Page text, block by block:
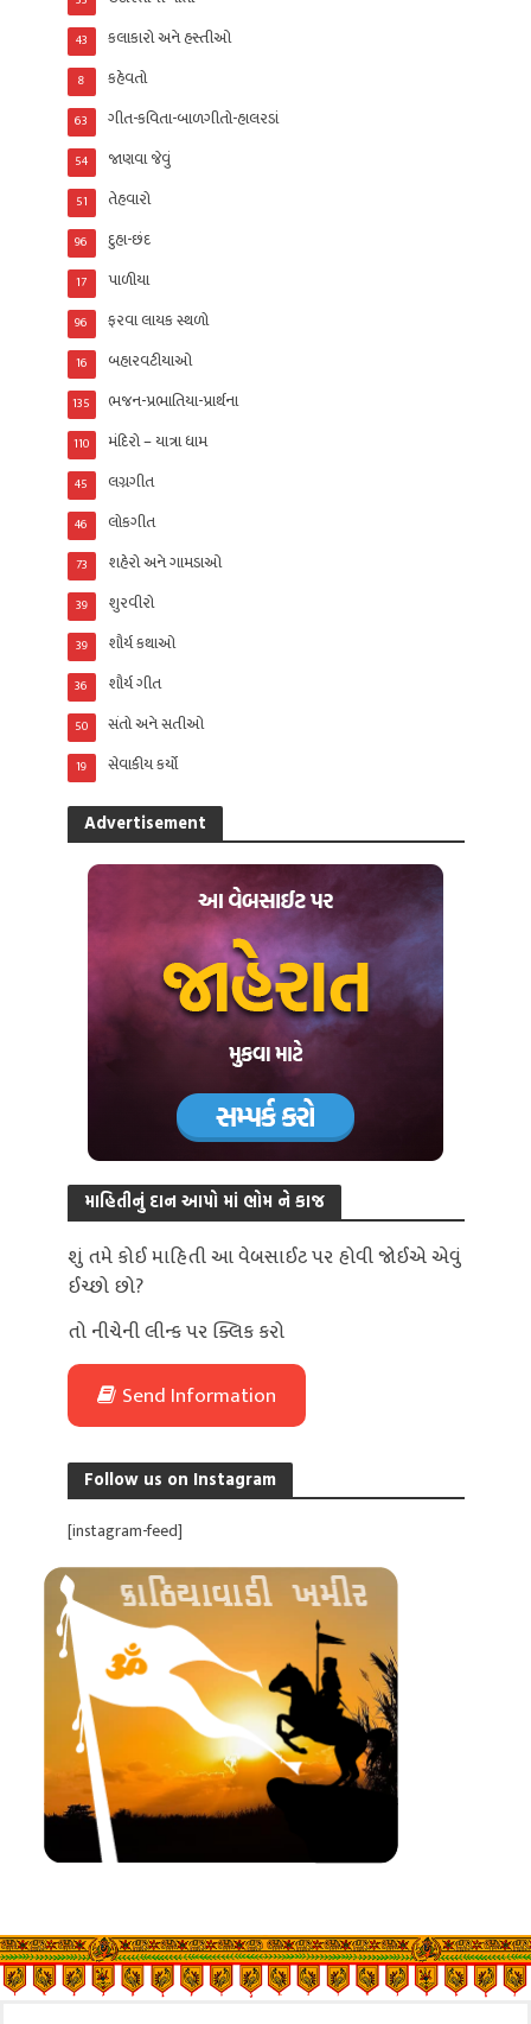
કલાકારો અને હસ્તીઓ
43
કહેવતો
8
ગીત-કવિતા-બાળગીતો-હાલરડાં
63
જાણવા જેવું
54
તેહવારો
51
દુહા-છંદ
96
પાળીયા
17
ફરવા લાયક સ્થળો
96
બહારવટીયાઓ
16
ભજન-પ્રભાતિયા-પ્રાર્થના
135
મંદિરો – યાત્રા ધામ
110
લગ્નગીત
45
લોકગીત
46
શહેરો અને ગામડાઓ
73
શુરવીરો
39
શૌર્ય કથાઓ
39
શૌર્ય ગીત
36
સંતો અને સતીઓ
50
સેવાકીય કર્યો
19
Advertisement
માહિતીનું દાન આપો માં ભોમ ને કાજ
શું તમે કોઈ માહિતી આ વેબસાઈટ પર હોવી જોઈએ એવું
ઈચ્છો છો?
તો નીચેની લીન્ક પર ક્લિક કરો
Send Information
Follow us on Instagram
[instagram-feed]